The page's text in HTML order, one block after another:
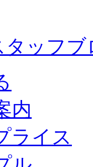
タッフブ
内
ライス